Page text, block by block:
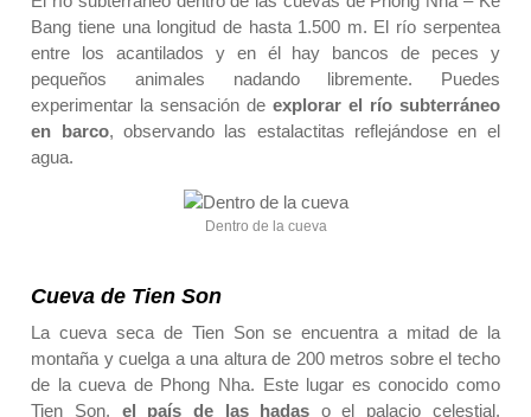
Bang tiene una longitud de hasta 1.500 m. El río serpentea
entre los acantilados y en él hay bancos de peces y
pequeños animales nadando libremente. Puedes
experimentar la sensación de explorar el río subterráneo
en barco, observando las estalactitas reflejándose en el
agua.
Dentro de la cueva
Cueva de Tien Son
La cueva seca de Tien Son se encuentra a mitad de la
montaña y cuelga a una altura de 200 metros sobre el techo
de la cueva de Phong Nha. Este lugar es conocido como
Tien Son, el país de las hadas o el palacio celestial.